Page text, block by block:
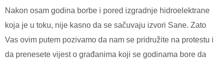
Nakon osam godina borbe i pored izgradnje hidroelektrane
koja je u toku, nije kasno da se sačuvaju izvori Sane. Zato
Vas ovim putem pozivamo da nam se pridružite na protestu i
da prenesete vijest o građanima koji se godinama bore da